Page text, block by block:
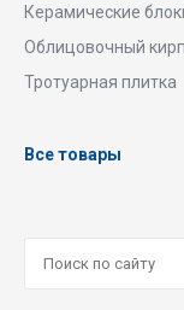
Керамические
Облицовочный
Тротуарная плитка
Все товары